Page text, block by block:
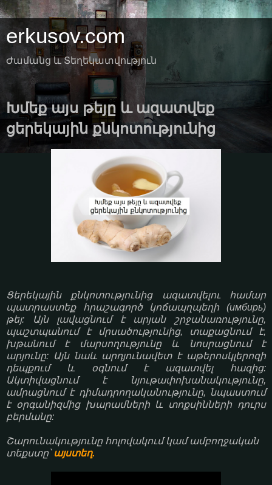
erkusov.com
Ժամանց և Տեղեկատվություն
Խմեք այս թեյը և ազատվեք
ցերեկային քնկոտությունից
Ցերեկային քնկոտությունից ազատվելու համար
պատրաստեք հրաշագործ կոճապղպեղի (имбирь)
թեյ: Այն լավացնում է արյան շրջանառությունը,
պաշտպանում է մրսածությունից, տաքացնում է,
խթանում է մարսողությունը և նոսրացնում է
արյունը: Այն նաև արդյունավետ է աթերոսկլերոզի
դեպքում և օգնում է ազատվել հազից:
Ակտիվացնում է նյութափոխանակությունը,
ամրացնում է դիմադրողականությունը, նպաստում
է օրգանիզմից խարամների և տոքսինների դուրս
բերմանը:
Շարունակությունը հոլովակում կամ ամբողջական
տեքստը՝ այստեղ.